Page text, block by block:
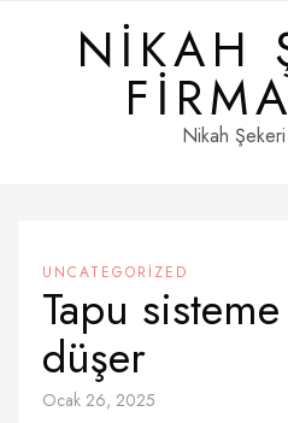
NIKAH
Nikah Şekeri
UNCATEGORIZED
Tapu
düşer
Ocak 26, 2025